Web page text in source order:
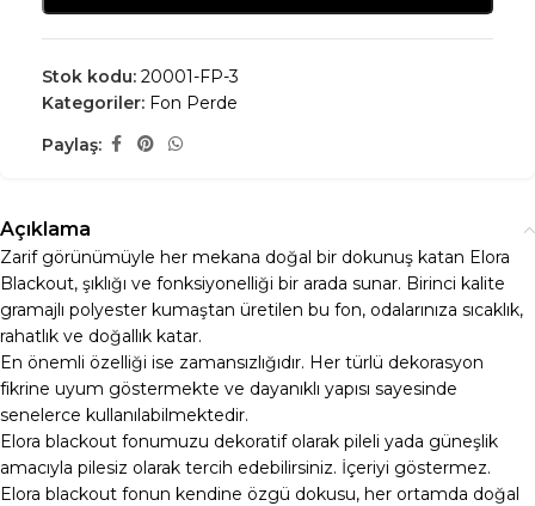
Stok kodu: 20001-FP-3
Kategoriler: Fon Perde
Paylaş:
Açıklama
Zarif görünümüyle her mekana doğal bir dokunuş katan Elora
Blackout, şıklığı ve fonksiyonelliği bir arada sunar. Birinci kalite
gramajlı polyester kumaştan üretilen bu fon, odalarınıza sıcaklık,
rahatlık ve doğallık katar.
En önemli özelliği ise zamansızlığıdır. Her türlü dekorasyon
fikrine uyum göstermekte ve dayanıklı yapısı sayesinde
senelerce kullanılabilmektedir.
Elora blackout fonumuzu dekoratif olarak pileli yada güneşlik
amacıyla pilesiz olarak tercih edebilirsiniz. İçeriyi göstermez.
Elora blackout fonun kendine özgü dokusu, her ortamda doğal